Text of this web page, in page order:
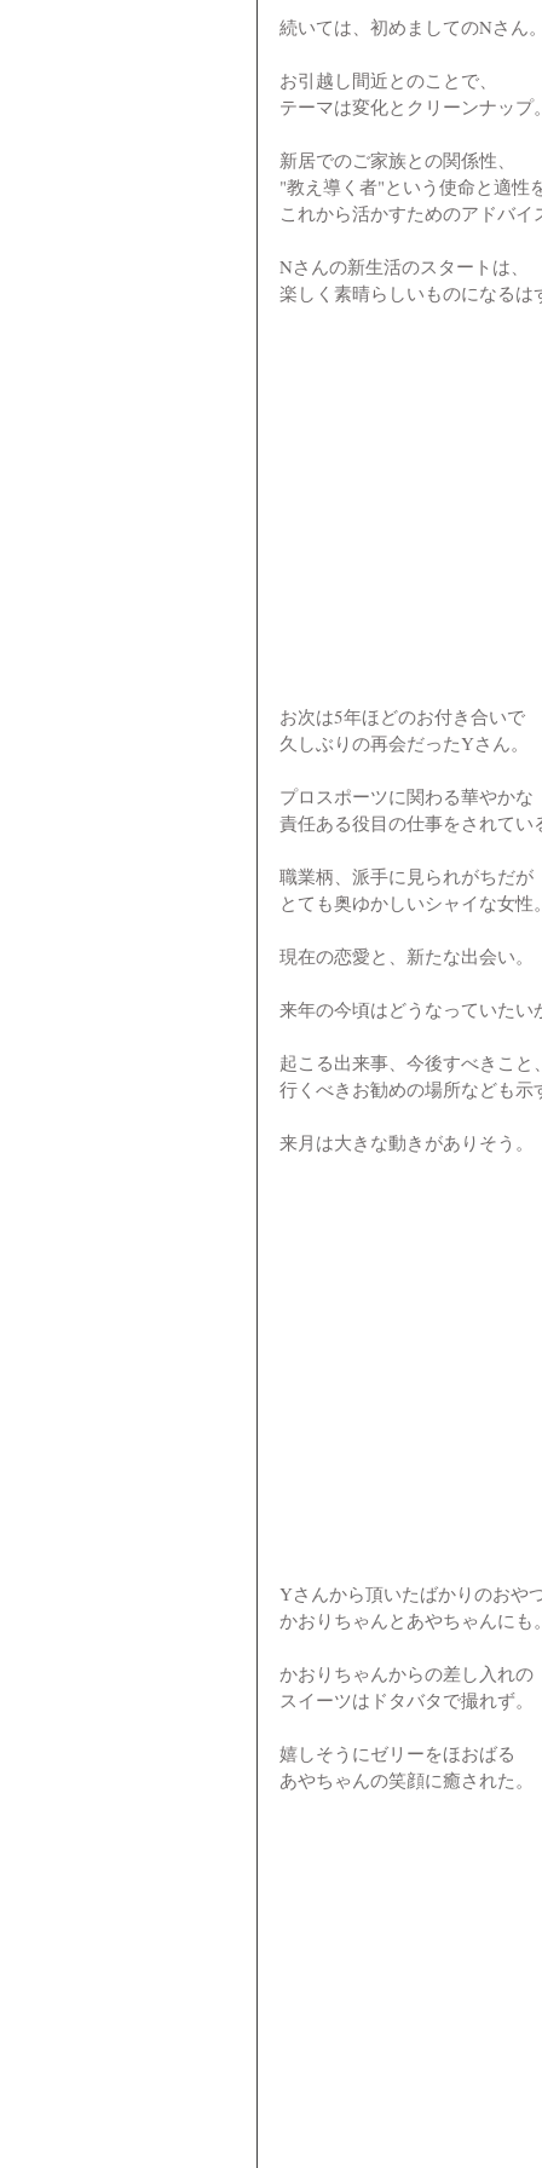
続いては、初めましてのNさん。
お引越し間近とのことで、
テーマは変化とクリーンナップ。
新居でのご家族との関係性、
"教え導く者"という使命と適性
これから活かすためのアドバイ
Nさんの新生活のスタートは、
楽しく素晴らしいものになるは
お次は5年ほどのお付き合いで
久しぶりの再会だったYさん。
プロスポーツに関わる華やかな
責任ある役目の仕事をされてい
職業柄、派手に見られがちだが
とても奥ゆかしいシャイな女性。
現在の恋愛と、新たな出会い。
来年の今頃はどうなっていたい
起こる出来事、今後すべきこと、
行くべきお勧めの場所なども示
来月は大きな動きがありそう。
Yさんから頂いたばかりのおや
かおりちゃんとあやちゃんにも。
かおりちゃんからの差し入れの
スイーツはドタバタで撮れず。
嬉しそうにゼリーをほおばる
あやちゃんの笑顔に癒された。